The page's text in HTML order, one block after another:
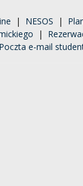
| NESOS |
|
Poczta e-mail